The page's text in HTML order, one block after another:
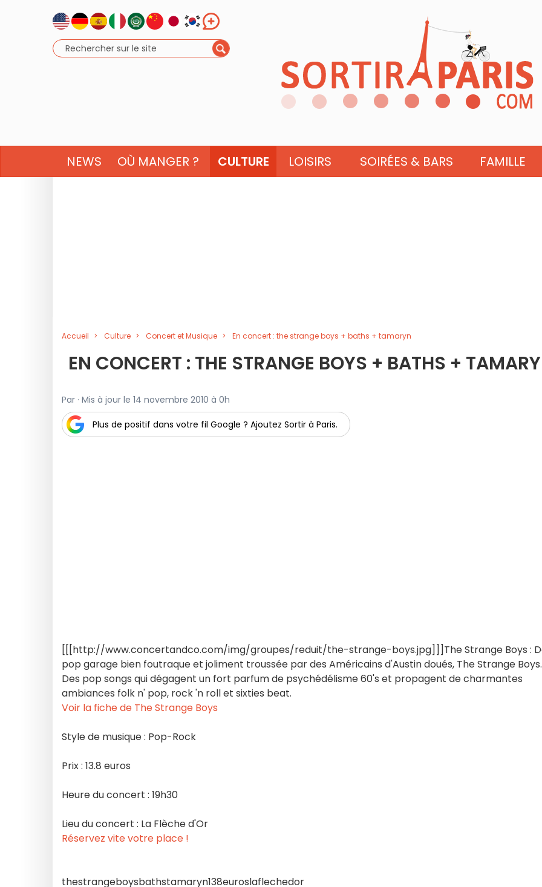
NEWS OÙ MANGER ? CULTURE LOISIRS SOIRÉES & BARS FAMILLE
Accueil Culture Concert et Musique En concert : the strange boys + baths + tamaryn
EN CONCERT : THE STRANGE BOYS + BATHS +
Par · Mis à jour le 14 novembre 2010 à 0h
Plus de positif dans votre fil Google ? Ajoutez Sortir à Paris.
[[[http://www.concertandco.com/img/groupes/reduit/the-strange-boys.jpg]]]The Strange Boys :
pop garage bien foutraque et joliment troussée par des Américains d'Austin doués, The Strange Boys.
Des pop songs qui dégagent un fort parfum de psychédélisme 60's et propagent de charmantes
ambiances folk n' pop, rock 'n roll et sixties beat.
Voir la fiche de The Strange Boys
Style de musique : Pop-Rock
Prix : 13.8 euros
Heure du concert : 19h30
Lieu du concert : La Flèche d'Or
Réservez vite votre place !
thestrangeboysbathstamaryn138euroslaflechedor